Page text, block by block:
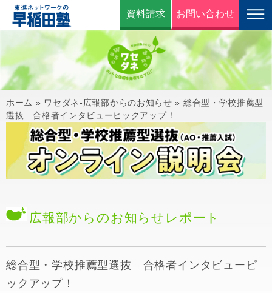
資料請求 お問い合わせ
ホーム » ワセダネ-広報部からのお知らせ » 総合型・学校推薦型
選抜 合格者インタビューピックアップ！
広報部からのお知らせ レポート
総合型・学校推薦型選抜 合格者インタビューピ
ックアップ！